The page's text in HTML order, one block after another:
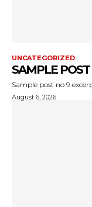
UNCATEGORIZED
SAMPLE
Sample post no 9
August 6, 2026